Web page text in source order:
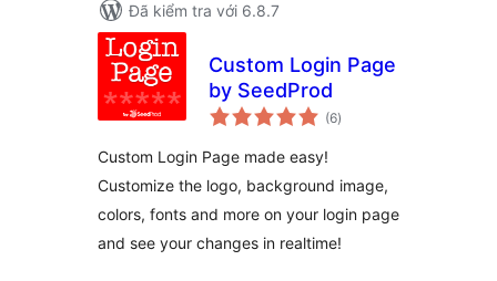
Đã kiểm tra với 6.8.7
Custom Login Page
by SeedProd
(6tổng
đánh
)
Custom Login Page made easy!
Customize the logo, background image,
colors, fonts and more on your login page
and see your changes in realtime!